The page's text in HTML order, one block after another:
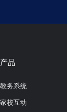
产品
教务系统
家校互动